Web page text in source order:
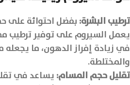
ترطيب البشرة: بفضل احتوائة على
يعمل السيروم على توفير ترطيب
في زيادة إفراز الدهون، ما يجعله
والمختلطة.
تقليل حجم المسام: يساعد في